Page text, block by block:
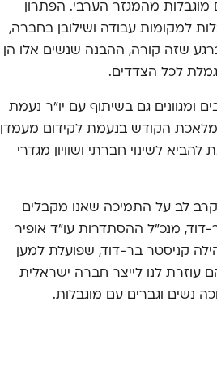
מהמגזר הערבי. הפתרון
למקומות עבודה ושילובן בחברה,
ברגע שזה קורה, ההבנה שנשים אלו הן
לכל הצדדים.
ומגוונים גם בשיתוף עם יו"ר נעמת
הקודש בנעמת לקידום מעמדן
לשינוי חברתי ושוויון מגדרי
לב על התמיכה שאנו מקבלים
דוד, מנכ"ל ההסתדרות עו"ד אופיר
קניסטר בר-דוד, שפועלת למען
עוזרת לנו לייצר חברה ישראלית
נשים וגברים עם מוגבלות.